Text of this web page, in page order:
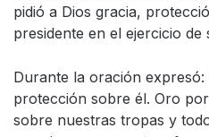
pidió a Dios gracia,
presidente en el ejercicio de
Durante la oración
protección sobre él. Oro
sobre nuestras tropas y